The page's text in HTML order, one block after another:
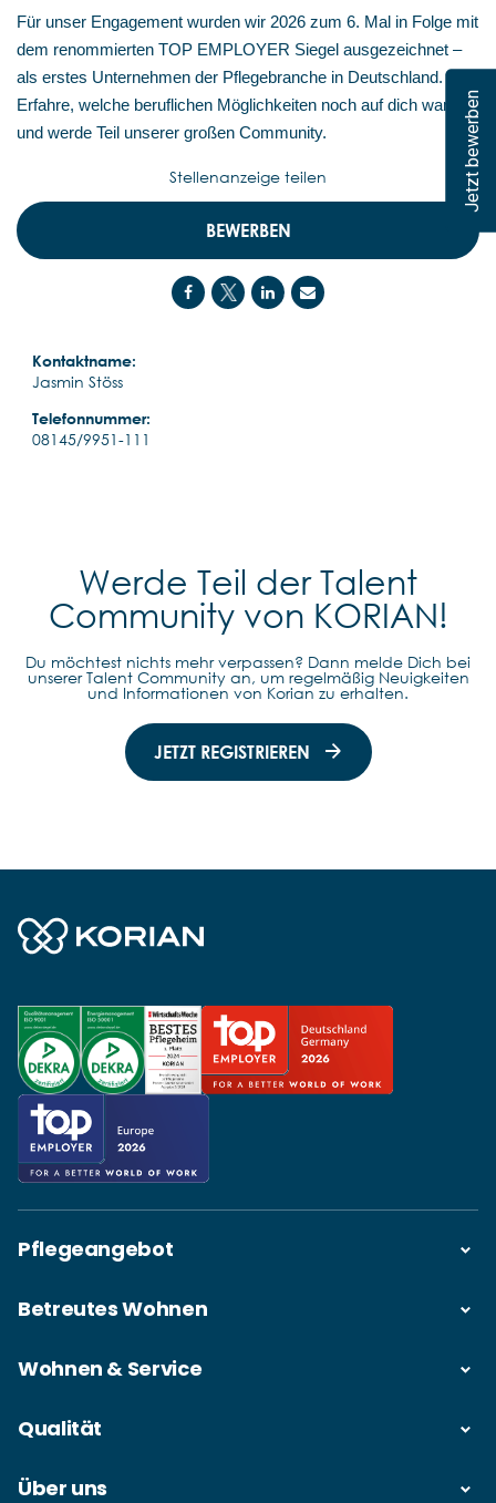
Jetzt bewerben
Für unser Engagement wurden wir 2026 zum 6. Mal in Folge mit
dem renommierten TOP EMPLOYER Siegel ausgezeichnet –
als erstes Unternehmen der Pflegebranche in Deutschland.
Erfahre, welche beruflichen Möglichkeiten noch auf dich warten,
und werde Teil unserer großen Community.
BEWERBEN
Kontaktname:
Jasmin Stöss
Telefonnummer:
08145/9951-111
Stellenanzeige teilen
Werde Teil der Talent
Community von KORIAN!
Du möchtest nichts mehr verpassen? Dann melde Dich bei
unserer Talent Community an, um regelmäßig Neuigkeiten
und Informationen von Korian zu erhalten.
JETZT REGISTRIEREN
Pflegeangebot
Betreutes Wohnen
Wohnen & Service
Qualität
Über uns